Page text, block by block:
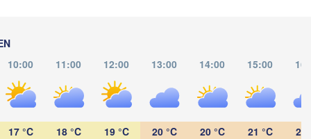
10:00 11:00 12:00 13:00 14:00 15:00
17 °C
18 °C
19 °C
20 °C
20 °C
21 °C
20
Catacamas